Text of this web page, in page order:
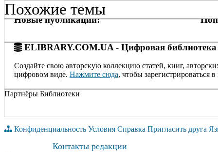
Похожие темы
Новые публикации:
ELIBRARY.COM.UA - Цифровая библиотека
Создайте свою авторскую коллекцию статей, книг,
цифровом виде. Нажмите сюда, чтобы зарегистрироваться в
Партнёры Библиотеки
Конфиденциальность Условия Справка Пригласить друга
Контакты редакции